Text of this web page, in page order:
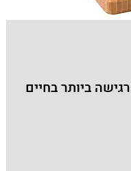
ביותר בחיים